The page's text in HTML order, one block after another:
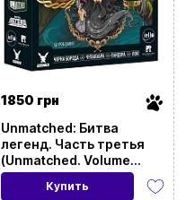
1850 грн
Unmatched: Битва
легенд. Часть третья
(Unmatched. Volume
Three)
Купить